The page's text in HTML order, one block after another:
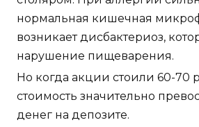
нормальная кишечная
возникает дисбактериоз,
нарушение пищеварения.
Но когда акции стоили 60-70
стоимость значительно
денег на депозите.